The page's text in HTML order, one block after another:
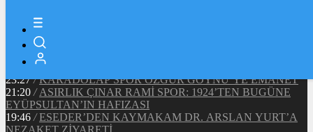
/ MHP EYÜPSULTAN TEŞKİLATI’NIN ACI GÜNÜ
13:33
/ BAŞKAN DR. MİTHAT BÜLENT ÖZMEN’DEN
KAMUOYUNA AÇIKLAMA
Makyaj Sanatçısı Uzay Damla Yıldız, Uluslararası
Başarılarıyla Türkiye’yi Temsil Ediyor
23:27 / KARADOLAP SPOR ÖZGÜR GÖYNÜ’YE EMANET
21:20 / ASIRLIK ÇINAR RAMİ SPOR: 1924’TEN BUGÜNE
EYÜPSULTAN’IN HAFIZASI
19:46 / ESEDER’DEN KAYMAKAM DR. ARSLAN YURT’A
NEZAKET ZİYARETİ